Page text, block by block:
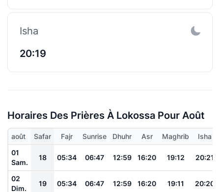
Isha
20:19
Horaires Des Prières À Lokossa Pour Août
août Safar Fajr Sunrise Dhuhr Asr Maghrib
Isha
01
Sam.
18 05:34 06:47 12:59 16:20 19:12 20:21
02
Dim.
19 05:34 06:47 12:59 16:20 19:11 20:20